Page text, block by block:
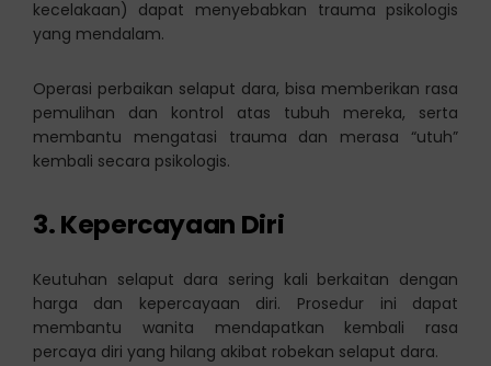
kecelakaan) dapat menyebabkan trauma psikologis
yang mendalam.
Operasi perbaikan selaput dara, bisa memberikan rasa
pemulihan dan kontrol atas tubuh mereka, serta
membantu mengatasi trauma dan merasa “utuh”
kembali secara psikologis.
3. Kepercayaan Diri
Keutuhan selaput dara sering kali berkaitan dengan
harga dan kepercayaan diri. Prosedur ini dapat
membantu wanita mendapatkan kembali rasa
percaya diri yang hilang akibat robekan selaput dara.